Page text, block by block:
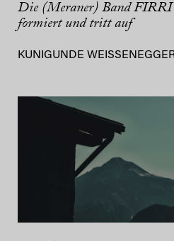
Die (Meraner) Band FIRRI
formiert und tritt auf
KUNIGUNDE